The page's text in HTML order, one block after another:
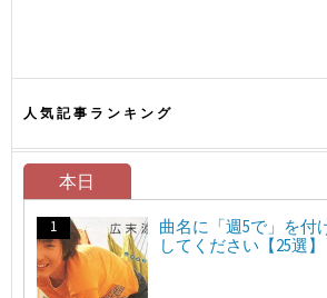
人気記事ランキング
本日
曲名に「週5で」を付
してください【25選】